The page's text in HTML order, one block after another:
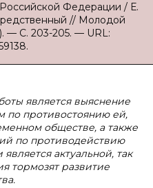
Федерации / Е.
// Молодой
— С. 203-205. — URL:
является выяснение
по противостоянию ей,
обществе, а также
по противодействию
актуальной, так
тормозят развитие